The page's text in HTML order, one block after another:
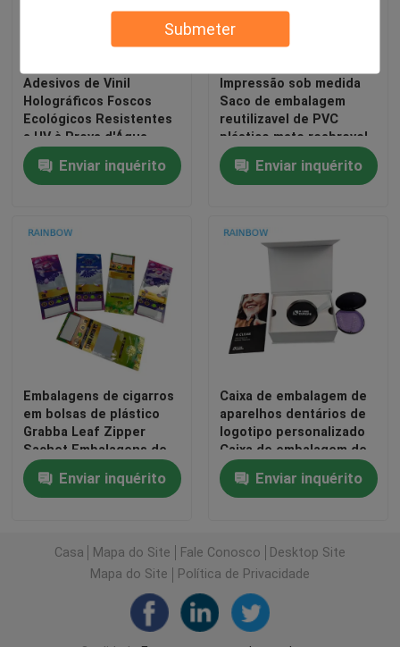
Submeter
Adesivos de Vinil
Holográficos Foscos
Ecológicos Resistentes
a UV à Prova d'Água
Cortados
Personalizados para
Enviar inquérito
Impressão sob medida
Saco de embalagem
reutilizavel de PVC
plástico mate reabrevel
com vedação de três
lados Enviar inquérito
Embalagens de cigarros
em bolsas de plástico
Grabba Leaf Zipper
Sachet Embalagens de
cigarros Embalagens de
plástico com caixa de
Enviar inquérito
Caixa de embalagem de
aparelhos dentários de
logotipo personalizado
Caixa de embalagem de
alinhamento ortodôntico
com papel inserir
Enviar inquérito
Casa Mapa do Site Fale Conosco
Desktop Site
Mapa do Site
Política de Privacidade